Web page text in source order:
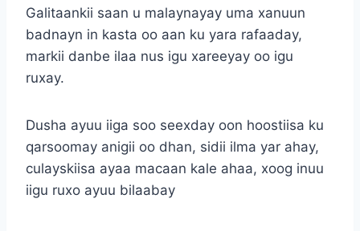
Galitaankii saan u malaynayay uma xanuun
badnayn in kasta oo aan ku yara rafaaday,
markii danbe ilaa nus igu xareeyay oo igu
ruxay.
Dusha ayuu iiga soo seexday oon hoostiisa ku
qarsoomay anigii oo dhan, sidii ilma yar ahay,
culayskiisa ayaa macaan kale ahaa, xoog inuu
iigu ruxo ayuu bilaabay